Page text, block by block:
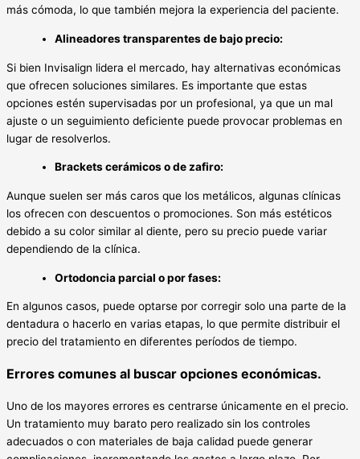
más cómoda, lo que también mejora la experiencia del paciente.
Alineadores transparentes de bajo precio:
Si bien Invisalign lidera el mercado, hay alternativas económicas
que ofrecen soluciones similares. Es importante que estas
opciones estén supervisadas por un profesional, ya que un mal
ajuste o un seguimiento deficiente puede provocar problemas en
lugar de resolverlos.
Brackets cerámicos o de zafiro:
Aunque suelen ser más caros que los metálicos, algunas clínicas
los ofrecen con descuentos o promociones. Son más estéticos
debido a su color similar al diente, pero su precio puede variar
dependiendo de la clínica.
Ortodoncia parcial o por fases:
En algunos casos, puede optarse por corregir solo una parte de la
dentadura o hacerlo en varias etapas, lo que permite distribuir el
precio del tratamiento en diferentes períodos de tiempo.
Errores comunes al buscar opciones económicas.
Uno de los mayores errores es centrarse únicamente en el precio.
Un tratamiento muy barato pero realizado sin los controles
adecuados o con materiales de baja calidad puede generar